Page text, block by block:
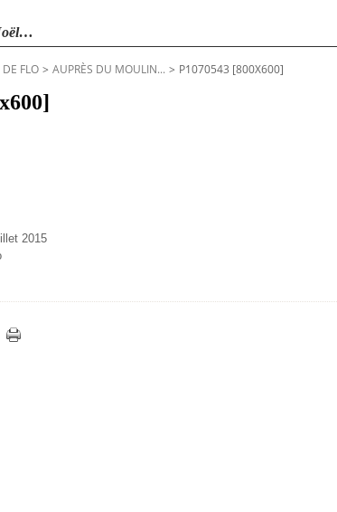
Doucement, on prépare Noël dans la vallée... (Noël 2019)
FLO > AUPRÈS DU MOULIN... > P1070543 [800X600]
2015